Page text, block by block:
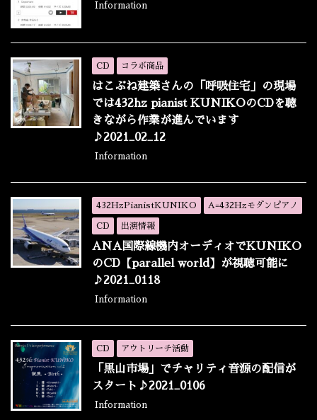
Information
CD コラボ商品
はこぶね建築さんの「呼吸住宅」の現場
では432hz pianist KUNIKOのCDを聴
きながら作業が進んでいます
♪2021_02_12
Information
432HzPianistKUNIKO A=432Hzモダンピアノ
CD 出演情報
ANA国際線機内オーディオでKUNIKO
のCD【parallel world】が視聴可能に
♪2021_0118
Information
CD アウトリーチ活動
「黒山市場」でチャリティ音源の配信が
スタート♪2021_0106
Information